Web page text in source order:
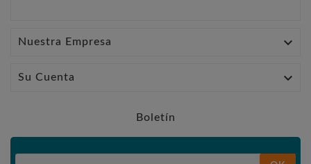
Nuestra Empresa 
Su Cuenta 
Boletín